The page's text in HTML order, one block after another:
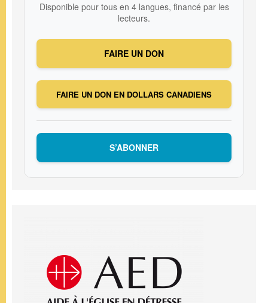
Disponible pour tous en 4 langues, financé par les
lecteurs.
FAIRE UN DON
FAIRE UN DON EN DOLLARS CANADIENS
S’ABONNER